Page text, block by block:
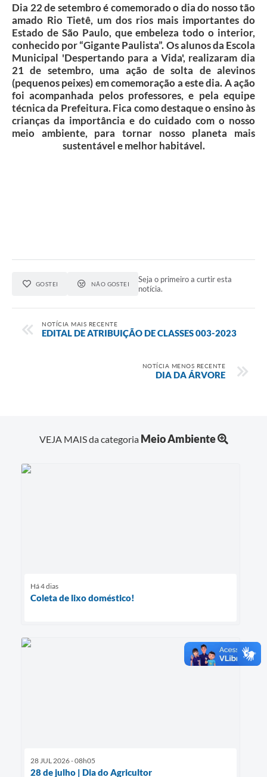
Dia 22 de setembro é comemorado o dia do nosso tão
amado Rio Tietê, um dos rios mais importantes do
Estado de São Paulo, que embeleza todo o interior,
conhecido por “Gigante Paulista”. Os alunos da Escola
Municipal 'Despertando para a Vida', realizaram dia
21 de setembro, uma ação de solta de alevinos
(pequenos peixes) em comemoração a este dia. A ação
foi acompanhada pelos professores, e pela equipe
técnica da Prefeitura. Fica como destaque o ensino às
crianças da importância e do cuidado com o nosso
meio ambiente, para tornar nosso planeta mais
sustentável e melhor habitável.
GOSTEI NÃO GOSTEI
Seja o primeiro a curtir esta
notícia.
NOTÍCIA MAIS RECENTE
EDITAL DE ATRIBUIÇÃO DE CLASSES 003-2023
NOTÍCIA MENOS RECENTE
DIA DA ÁRVORE
VEJA MAIS da categoria Meio Ambiente
Há 4 dias
Coleta de lixo doméstico!
28 JUL 2026 - 08h05
28 de julho | Dia do Agricultor